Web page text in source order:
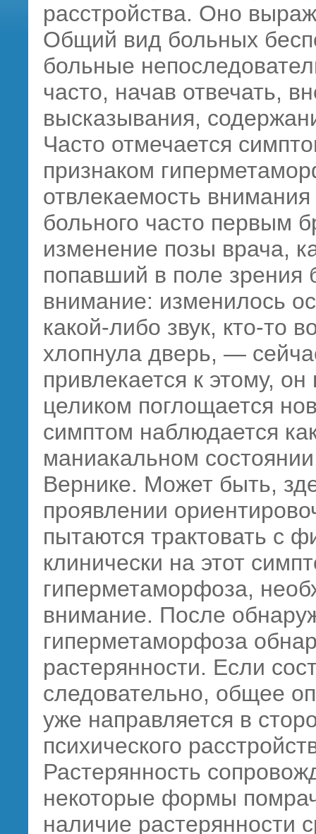
расстройства. Оно
Общий вид больных
больные
часто, начав отвечать,
высказывания,
Часто отмечается
признаком
отвлекаемость
больного часто первым
изменение позы врача,
попавший в поле зрения
внимание: изменилось
какой-либо звук, кто-то
хлопнула дверь, —
привлекается к этому,
целиком поглощается
симптом наблюдается
маниакальном
Вернике. Может быть,
проявлении
пытаются трактовать с
клинически на этот
гиперметаморфоза,
внимание. После
гиперметаморфоза
растерянности. Если
следовательно, общее
уже направляется в
психического
Растерянность
некоторые формы
наличие растерянности